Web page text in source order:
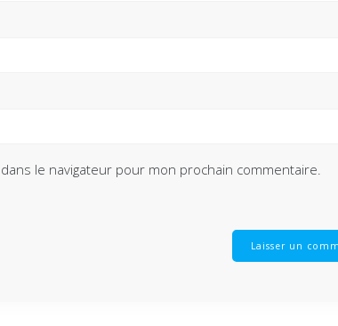
le navigateur pour mon prochain commentaire.